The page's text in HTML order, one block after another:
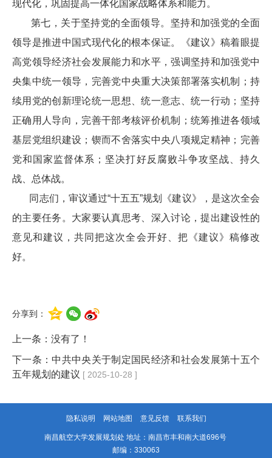
现代化，巩固提高一体化国家战略体系和能力。
第七，关于坚持党的全面领导。坚持和加强党的全面
领导是推进中国式现代化的根本保证。《建议》稿着眼提
高党领导经济社会发展能力和水平，强调坚持和加强党中
央集中统一领导，完善党中央重大决策部署落实机制；持
续用党的创新理论统一思想、统一意志、统一行动；坚持
正确用人导向，完善干部考核评价机制；统筹推进各领域
基层党组织建设；锲而不舍落实中央八项规定精神；完善
党和国家监督体系；坚决打好反腐败斗争攻坚战、持久
战、总体战。
同志们，审议通过“十五五”规划《建议》，是这次全会
的主要任务。大家要认真思考、深入讨论，提出建设性的
意见和建议，共同把这次全会开好、把《建议》稿修改
好。
分享到：
上一条：没有了！
下一条： 中共中央关于制定国民经济和社会发展第十五个
五年规划的建议 [ 2025-10-28 ]
隐私说明 网站地图 意见反馈 联系我们
南昌航空大学发展规划处 地址：南昌市丰和南大道696号
邮编：330063